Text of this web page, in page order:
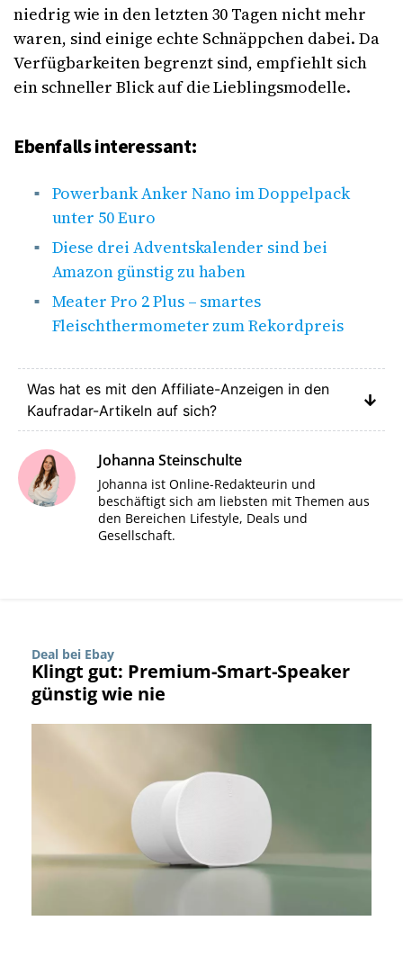
niedrig wie in den letzten 30 Tagen nicht mehr
waren, sind einige echte Schnäppchen dabei. Da
Verfügbarkeiten begrenzt sind, empfiehlt sich
ein schneller Blick auf die Lieblingsmodelle.
Ebenfalls interessant:
Powerbank Anker Nano im Doppelpack
unter 50 Euro
Diese drei Adventskalender sind bei
Amazon günstig zu haben
Meater Pro 2 Plus – smartes
Fleischthermometer zum Rekordpreis
Was hat es mit den Affiliate-Anzeigen in den
Kaufradar-Artikeln auf sich?
Johanna Steinschulte
Johanna ist Online-Redakteurin und
beschäftigt sich am liebsten mit Themen aus
den Bereichen Lifestyle, Deals und
Gesellschaft.
Deal bei Ebay
Klingt gut: Premium-Smart-Speaker
günstig wie nie